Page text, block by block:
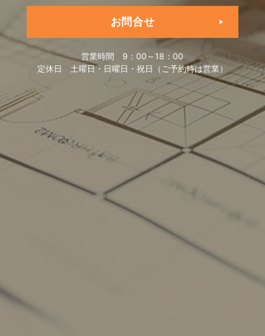
お問合せ
営業時間 9：00～18：00
定休日 土曜日・日曜日・祝日（ご予約時は営業）